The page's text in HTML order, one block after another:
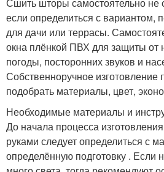
Сшить шторы самостоятельно не
если определиться с вариантом,
для дачи или террасы.
окна плёнкой ПВХ для защиты от
погоды, посторонних звуков и
Собственноручное изготовление
подобрать материалы, цвет,
Необходимые материалы и
До начала процесса
руками следует определиться с
определённую подготовку . Если